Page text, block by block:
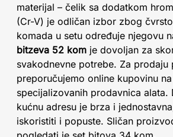
materijal – čelik sa dodatkom
(Cr-V) je odličan izbor zbog
komada u setu određuje njegovu
bitzeva 52 kom je dovoljan za
svakodnevne potrebe. Za prodaju
preporučujemo online kupovinu
specijalizovanih prodavnica alata.
kućnu adresu je brza i
iskoristiti i popuste. Sličan